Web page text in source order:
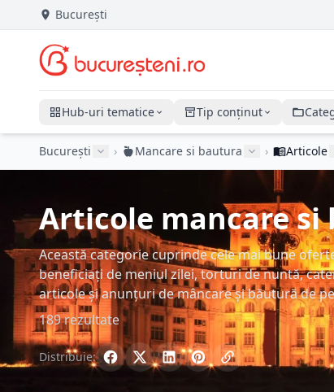
București
Hub-uri tematice Tip conținut
București › Mancare si bautura › Articole
Articole mancare
Această categorie cuprinde cele mai bune
beneficiați de meniul zilei, torturi de nuntă,
articole și anunțuri de mâncare și băutură de
189 rezultate
Distribuie: